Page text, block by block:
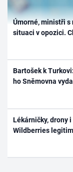
Úmorné, ministři s
situaci v opozici.
Bartošek k
ho Sněmovna
Lékárničky, drony
Wildberries